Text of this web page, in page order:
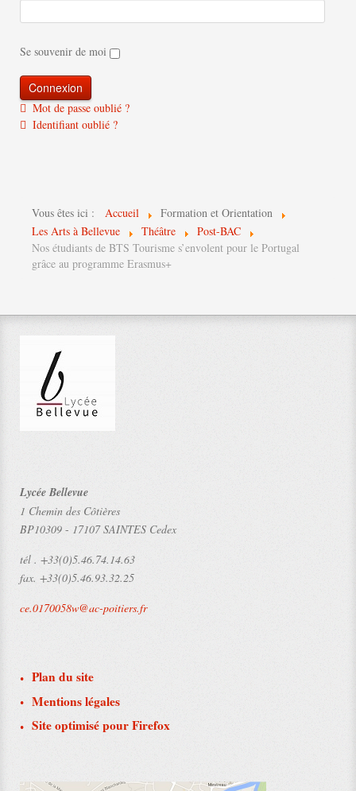
Se souvenir de moi
Mot de passe oublié ?
Identifiant oublié ?
Vous êtes ici : Accueil
Formation et Orientation
Les Arts à Bellevue
Théâtre
Post-BAC
Nos étudiants de BTS Tourisme s’envolent pour le Portugal
grâce au programme Erasmus+
Lycée Bellevue
1 Chemin des Côtières
BP10309 - 17107 SAINTES Cedex
tél . +33(0)5.46.74.14.63
fax. +33(0)5.46.93.32.25
ce.0170058w@ac-poitiers.fr
Plan du site
Mentions légales
Site optimisé pour Firefox